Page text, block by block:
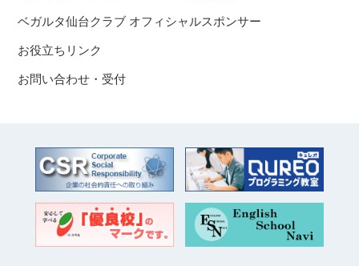
ベガルタ仙台クラブ オフィシャルスポンサー
お役立ちリンク
お問い合わせ・受付